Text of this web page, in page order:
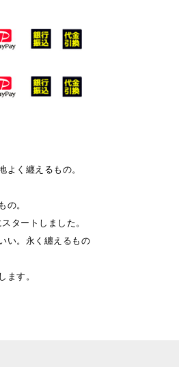
よく纏えるもの。
の。
タートしました。
い。永く纏えるもの
ます。